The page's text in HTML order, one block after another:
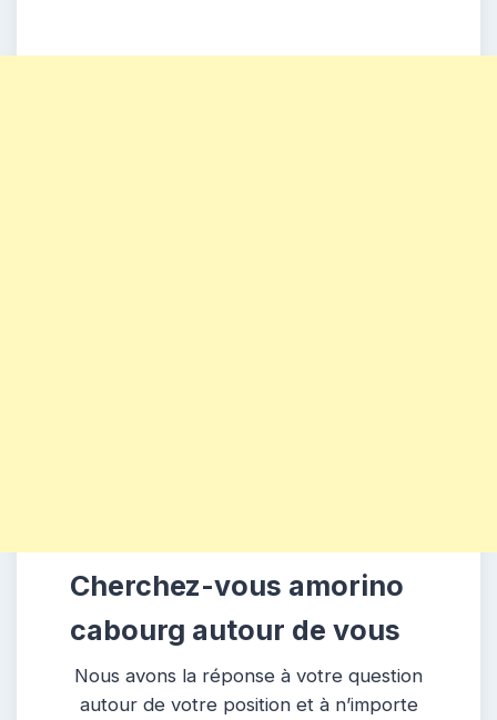
Cherchez-vous amorino
cabourg autour de vous
Nous avons la réponse à votre question
autour de votre position et à n’importe